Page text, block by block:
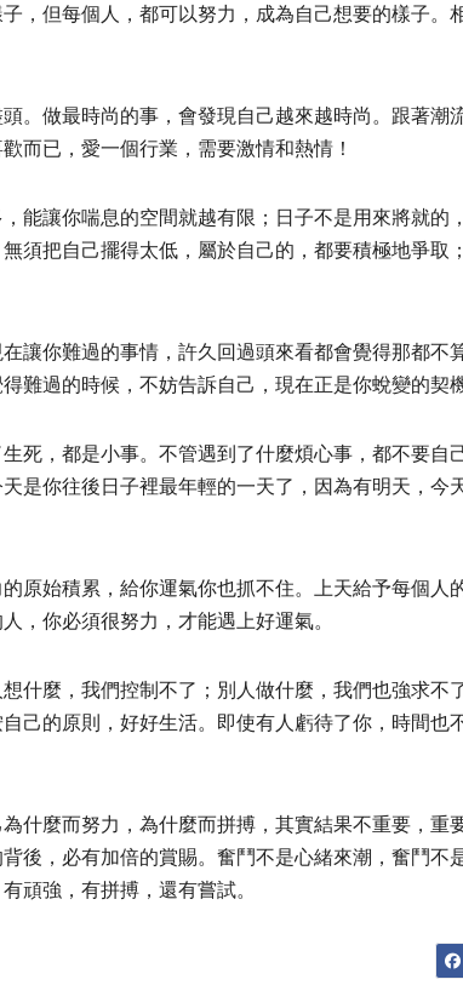
，但每個人，都可以努力，成為自己想要的樣子。
。做最時尚的事，會發現自己越來越時尚。跟著潮
而已，愛一個行業，需要激情和熱情！
能讓你喘息的空間就越有限；日子不是用來將就的
須把自己擺得太低，屬於自己的，都要積極地爭取
讓你難過的事情，許久回過頭來看都會覺得那都不
難過的時候，不妨告訴自己，現在正是你蛻變的契機
死，都是小事。不管遇到了什麼煩心事，都不要自
是你往後日子裡最年輕的一天了，因為有明天，今
原始積累，給你運氣你也抓不住。上天給予每個人
，你必須很努力，才能遇上好運氣。
什麼，我們控制不了；別人做什麼，我們也強求不
己的原則，好好生活。即使有人虧待了你，時間也
什麼而努力，為什麼而拼搏，其實結果不重要，重
後，必有加倍的賞賜。奮鬥不是心緒來潮，奮鬥不
頑強，有拼搏，還有嘗試。